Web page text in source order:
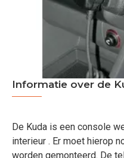
Informatie over de
De Kuda is een console
interieur . Er moet hierop
worden gemonteerd. De